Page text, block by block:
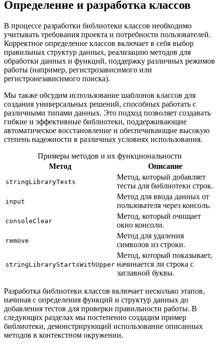
Определение и разработка классов
В процессе разработки библиотеки классов необходимо
учитывать требования проекта и потребности пользователей.
Корректное определение классов включает в себя выбор
правильных структур данных, реализацию методов для
обработки данных и функций, поддержку различных режимов
работы (например, регистрозависимого или
регистронезависимого поиска).
Мы также обсудим использование шаблонов классов для
создания универсальных решений, способных работать с
различными типами данных. Это подход позволяет создавать
гибкие и эффективные библиотеки, поддерживающие
автоматическое восстановление и обеспечивающие высокую
степень надежности в различных условиях использования.
Примеры методов и их функциональности
Метод
Описание
stringLibraryTests
Метод, который добавляет
тесты для библиотеки строк.
input
Метод для ввода данных от
пользователя через консоль.
consoleClear
Метод, который очищает
окно консоли.
remove
Метод для удаления
символов из строки.
stringLibraryStartsWithUpper
Метод, который показывает,
начинается ли строка с
заглавной буквы.
Разработка библиотеки классов включает несколько этапов,
начиная с определения функций и структур данных до
добавления тестов для проверки правильности работы. В
следующих разделах мы постепенно создадим пример
библиотеки, демонстрирующий использование описанных
методов в контекстном окружении.